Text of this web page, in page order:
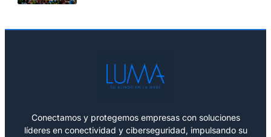
Conectamos y protegemos empresas con soluciones
líderes en conectividad y ciberseguridad, impulsando su